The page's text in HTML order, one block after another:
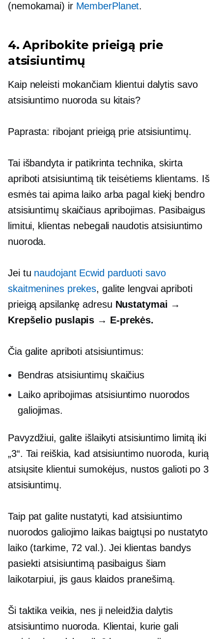
(nemokamai) ir MemberPlanet.
4. Apribokite prieigą prie
atsisiuntimų
Kaip neleisti mokančiam klientui dalytis savo
atsisiuntimo nuoroda su kitais?
Paprasta: ribojant prieigą prie atsisiuntimų.
Tai išbandyta ir patikrinta technika, skirta
apriboti atsisiuntimą tik teisėtiems klientams. Iš
esmės tai apima laiko arba pagal kiekį bendro
atsisiuntimų skaičiaus apribojimas. Pasibaigus
limitui, klientas nebegali naudotis atsisiuntimo
nuoroda.
Jei tu naudojant Ecwid parduoti savo
skaitmenines prekes, galite lengvai apriboti
prieigą apsilankę adresu Nustatymai →
Krepšelio puslapis → E-prekės.
Čia galite apriboti atsisiuntimus:
Bendras atsisiuntimų skaičius
Laiko apribojimas atsisiuntimo nuorodos
galiojimas.
Pavyzdžiui, galite išlaikyti atsisiuntimo limitą iki
„3“. Tai reiškia, kad atsisiuntimo nuoroda, kurią
atsiųsite klientui sumokėjus, nustos galioti po 3
atsisiuntimų.
Taip pat galite nustatyti, kad atsisiuntimo
nuorodos galiojimo laikas baigtųsi po nustatyto
laiko (tarkime, 72 val.). Jei klientas bandys
pasiekti atsisiuntimą pasibaigus šiam
laikotarpiui, jis gaus klaidos pranešimą.
Ši taktika veikia, nes ji neleidžia dalytis
atsisiuntimo nuoroda. Klientai, kurie gali